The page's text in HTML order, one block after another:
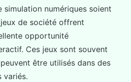
simulation numériques soient
de société offrent
opportunité
Ces jeux sont souvent
être utilisés dans des
variés.